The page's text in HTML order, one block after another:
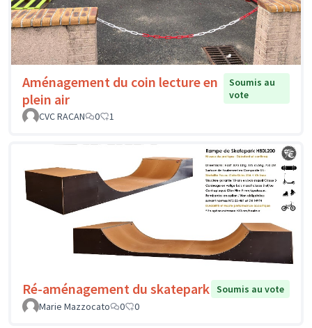
Aménagement du coin lecture en
plein air
Soumis au
vote
CVC RACAN
0 1
Ré-aménagement du skatepark Soumis au vote
Marie Mazzocato
0 0